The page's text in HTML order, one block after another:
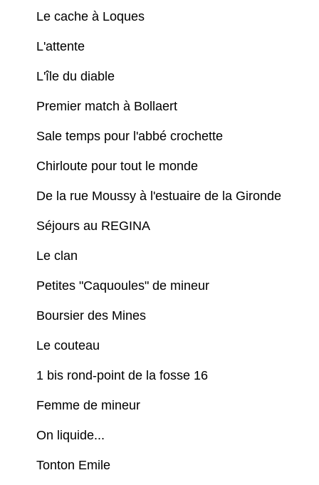
Le cache à Loques
L'attente
L'île du diable
Premier match à Bollaert
Sale temps pour l'abbé crochette
Chirloute pour tout le monde
De la rue Moussy à l'estuaire de la Gironde
Séjours au REGINA
Le clan
Petites "Caquoules" de mineur
Boursier des Mines
Le couteau
1 bis rond-point de la fosse 16
Femme de mineur
On liquide...
Tonton Emile